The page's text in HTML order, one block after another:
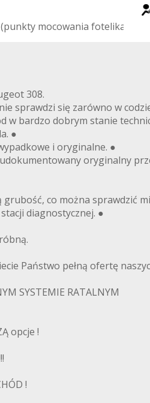
(punkty mocowania fotelika
308.
sprawdzi się zarówno w
bardzo dobrym stanie
●
i oryginalne. ●
oryginalny
co można sprawdzić
diagnostycznej. ●
Państwo pełną ofertę
SYSTEMIE RATALNYM
opcje !
!